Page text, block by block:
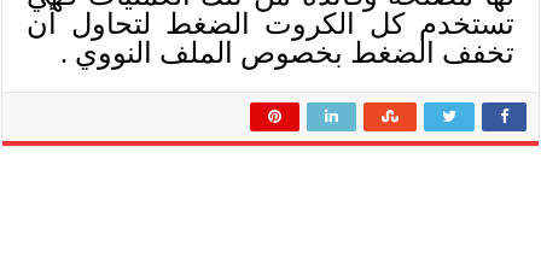
تستخدم كل الكروت الضغط لتحاول أن
تخفف الضغط بخصوص الملف النووي .